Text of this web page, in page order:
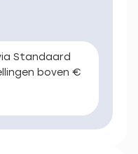
Standaard
boven €